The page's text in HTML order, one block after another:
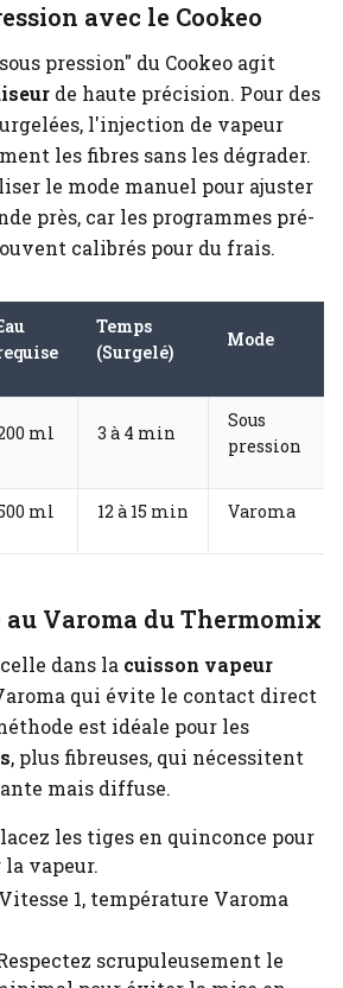
avec le Cookeo
pression" du Cookeo agit
de haute précision. Pour des
l'injection de vapeur
les fibres sans les dégrader.
le mode manuel pour ajuster
près, car les programmes pré-
calibrés pour du frais.
Temps
(Surgelé)
Mode
ml 3 à 4 min
Sous
pression
ml 12 à 15 min Varoma
au Varoma du Thermomix
dans la cuisson vapeur
qui évite le contact direct
est idéale pour les
, plus fibreuses, qui nécessitent
mais diffuse.
les tiges en quinconce pour
vapeur.
1, température Varoma
scrupuleusement le